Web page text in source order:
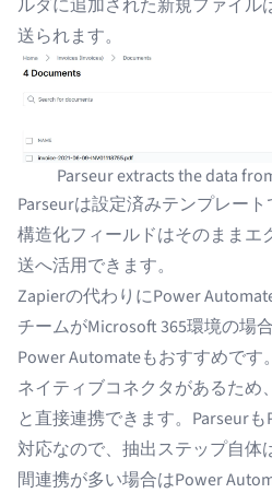
ルダに追加された新規ファイル
送られます。
Parseur extracts the data
Parseurは設定済みテンプレート
構造化フィールドはそのままエ
送へ活用できます。
Zapierの代わりにPower
チームがMicrosoft 365環境の場
Power Automateもおすすめです
ネイティブコネクタがあるため
と直接連携できます。Parseur
対応なので、抽出ステップ自体
間連携が多い場合はPower